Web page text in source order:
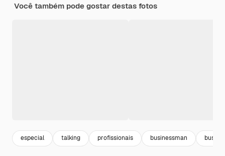
Você também pode gostar destas fotos
especial talking profissionais businessman